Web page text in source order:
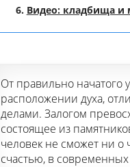
Видео: кладбища и
От правильно начатого
расположении духа,
делами. Залогом
состоящее из
человек не сможет ни о
счастью, в